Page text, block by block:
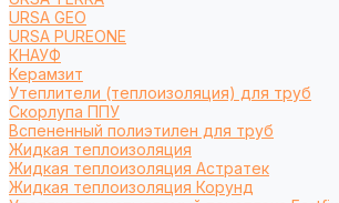
URSA GEO
URSA PUREONE
КНАУФ
Керамзит
Утеплители (теплоизоляция) для труб
Cкорлупа ППУ
Вспененный полиэтилен для труб
Жидкая теплоизоляция
Жидкая теплоизоляция Астратек
Жидкая теплоизоляция Корунд